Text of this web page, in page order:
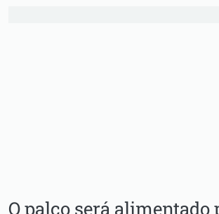
O palco será alimentado